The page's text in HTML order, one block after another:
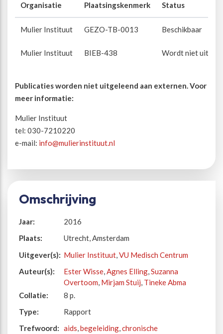
Organisatie Plaatsingskenmerk Status
Mulier Instituut GEZO-TB-0013 Beschikbaar
Mulier Instituut BIEB-438 Wordt niet
Publicaties worden niet uitgeleend aan externen. Voor
meer informatie:
Mulier Instituut
tel: 030-7210220
e-mail: info@mulierinstituut.nl
Omschrijving
Jaar:
2016
Plaats:
Utrecht, Amsterdam
Uitgever(s): Mulier Instituut,VU Medisch Centrum
Auteur(s):
Ester Wisse,Agnes Elling,Suzanna
Overtoom, Mirjam Stuij, Tineke Abma
Collatie:
8 p.
Type:
Rapport
Trefwoord: aids,begeleiding,chronische